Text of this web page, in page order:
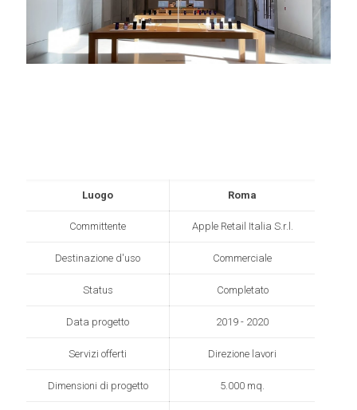
Luogo Roma
Committente Apple Retail Italia S.r.l.
Destinazione d'uso Commerciale
Status Completato
Data progetto 2019 - 2020
Servizi offerti Direzione lavori
Dimensioni di progetto 5.000 mq.